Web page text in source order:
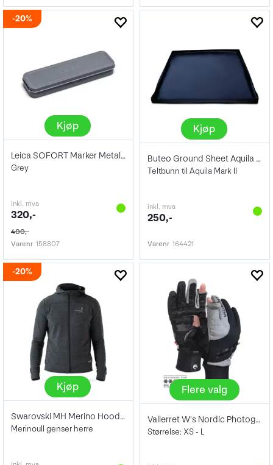
20%
Kjøp
Leica SOFORT Marker Metal Box
Grey
inkl. mva
320,-
400,-
Varenr 158807
Kjøp
Buteo Ground Sheet Aquila 150x150cm
Teltbunn til Aquila Mark II
inkl. mva
250,-
Varenr 164421
20%
Kjøp
Swarovski MH Merino Hoodie Male XXXL
Merinoull genser herre
Flere valg
Vallerret W's Nordic Photography Glove
Størrelse: XS - L